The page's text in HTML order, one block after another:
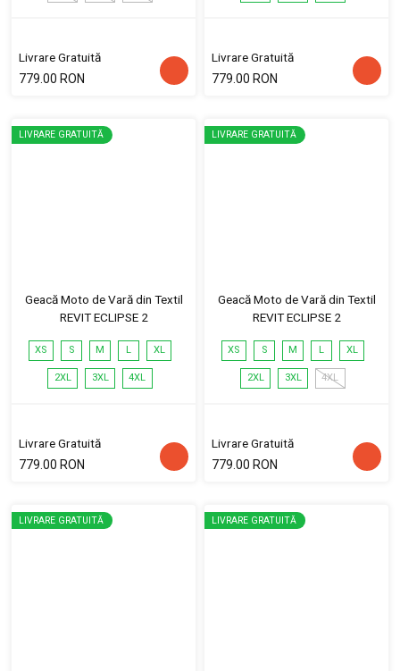
Livrare Gratuită
779.00 RON
Livrare Gratuită
779.00 RON
LIVRARE GRATUITĂ
Geacă Moto de Vară din Textil
REVIT ECLIPSE 2
XS S M L XL
2XL 3XL 4XL
Livrare Gratuită
779.00 RON
LIVRARE GRATUITĂ
Geacă Moto de Vară din Textil
REVIT ECLIPSE 2
XS S M L XL
2XL 3XL 4XL
Livrare Gratuită
779.00 RON
LIVRARE GRATUITĂ LIVRARE GRATUITĂ